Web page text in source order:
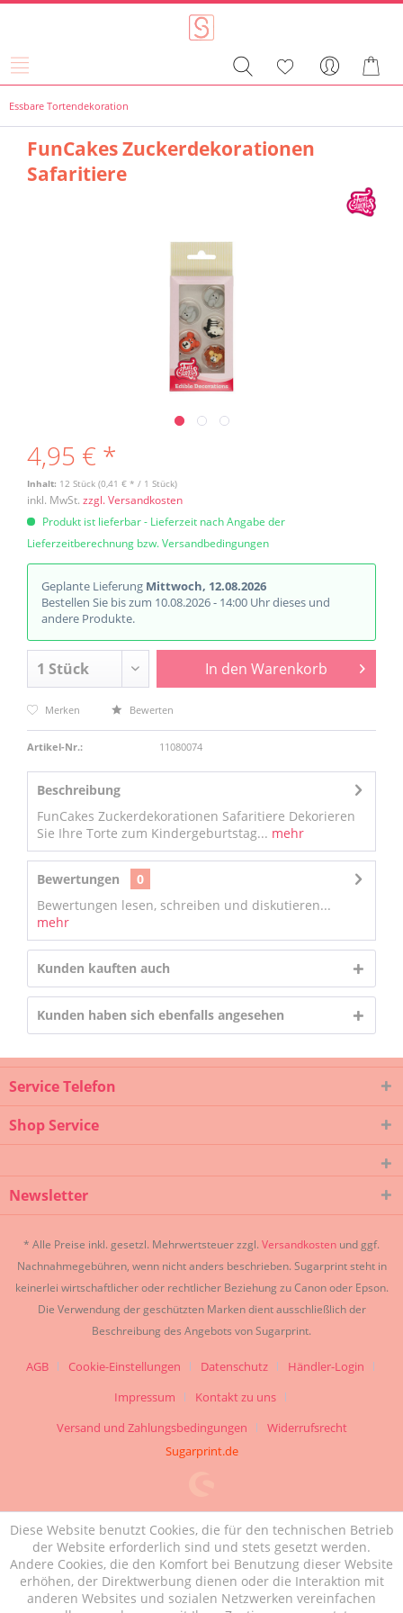
Essbare Tortendekoration
FunCakes Zuckerdekorationen
Safaritiere
4,95 € *
Inhalt: 12 Stück (0,41 € * / 1 Stück)
inkl. MwSt. zzgl. Versandkosten
Produkt ist lieferbar - Lieferzeit nach Angabe der
Lieferzeitberechnung bzw. Versandbedingungen
Geplante Lieferung Mittwoch, 12.08.2026
Bestellen Sie bis zum 10.08.2026 - 14:00 Uhr dieses und
andere Produkte.
In den Warenkorb
Merken Bewerten
Artikel-Nr.: 11080074
Beschreibung
FunCakes Zuckerdekorationen Safaritiere Dekorieren
Sie Ihre Torte zum Kindergeburtstag... mehr
Bewertungen
0
Bewertungen lesen, schreiben und diskutieren...
mehr
Kunden kauften auch
Kunden haben sich ebenfalls angesehen
Service Telefon
Shop Service
Newsletter
* Alle Preise inkl. gesetzl. Mehrwertsteuer zzgl. Versandkosten und ggf.
Nachnahmegebühren, wenn nicht anders beschrieben. Sugarprint steht in
keinerlei wirtschaftlicher oder rechtlicher Beziehung zu Canon oder Epson.
Die Verwendung der geschützten Marken dient ausschließlich der
Beschreibung des Angebots von Sugarprint.
AGB Cookie-Einstellungen Datenschutz
Händler-Login
Impressum
Kontakt zu uns
Versand und Zahlungsbedingungen
Widerrufsrecht
Sugarprint.de
Diese Website benutzt Cookies, die für den technischen Betrieb
der Website erforderlich sind und stets gesetzt werden.
Andere Cookies, die den Komfort bei Benutzung dieser Website
erhöhen, der Direktwerbung dienen oder die Interaktion mit
anderen Websites und sozialen Netzwerken vereinfachen